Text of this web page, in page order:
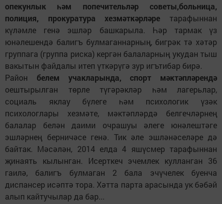
опекунлык һәм попечительләр советы,больница,
полиция, прокуратура хезмәткәрләре тарафыннан
күләмле генә эшләр башкарыла. Һәр тармак үз
юнәлешендә балигъ булмаганнарның, бигрәк тә хәтәр
группага (группа риска) кергән балаларның укудан тыш
вакытын файдалы итеп үткәрүгә зур игътибар бирә.
Район белем учакларында, спорт мәктәпләрендә
оештырылган төрле түгәрәкләр һәм лагерьлар,
социаль яклау бүлеге һәм психологик үзәк
психологлары хезмәте, мәктәпләрдә белгечләрнең
балалар белән даими очрашуы әлеге юнәлештәге
эшләрнең берничәсе генә. Тик әле эшләнәселәре дә
байтак. Мәсәлән, 2014 елда 4 яшүсмер тарафыннан
җинаять кылынган. Исерткеч эчемлек кулланган 36
гаилә, балигъ булмаган 2 бала эчүчелек буенча
диспансер исәптә тора. Хәтта парта арасында ук бәбәй
алып кайтучылар да бар...